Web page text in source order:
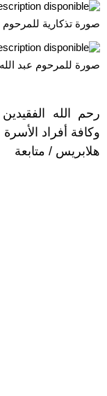
صورة تذكارية
صورة للمرحوم عبد
رحم الله
وكافة أفراد الأسرة
هلابريس / متابعة